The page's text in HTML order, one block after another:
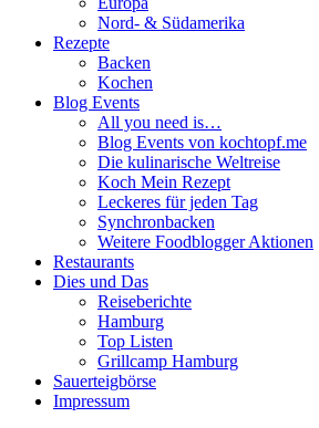
Nord- & Südamerika
Rezepte
Backen
Kochen
Blog Events
All you need is…
Blog Events von kochtopf.me
Die kulinarische Weltreise
Koch Mein Rezept
Leckeres für jeden Tag
Synchronbacken
Weitere Foodblogger Aktionen
Restaurants
Dies und Das
Reiseberichte
Hamburg
Top Listen
Grillcamp Hamburg
Sauerteigbörse
Impressum